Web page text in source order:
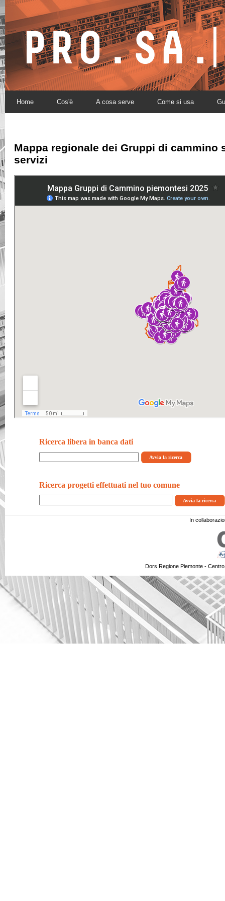
Home Cos'è A cosa serve Come si usa
Mappa regionale dei Gruppi di cammino
servizi
Ricerca libera in banca dati
Ricerca progetti effettuati nel tuo comune
In
Dors Regione Piemonte -